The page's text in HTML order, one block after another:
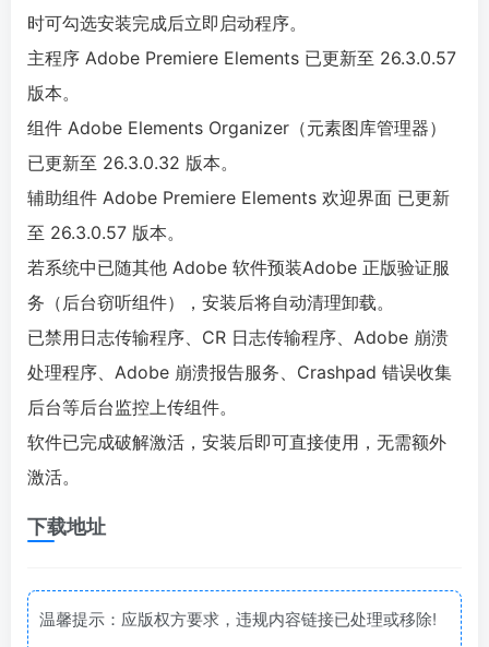
时可勾选安装完成后立即启动程序。
主程序 Adobe Premiere Elements 已更新至 26.3.0.57
版本。
组件 Adobe Elements Organizer（元素图库管理器）
已更新至 26.3.0.32 版本。
辅助组件 Adobe Premiere Elements 欢迎界面 已更新
至 26.3.0.57 版本。
若系统中已随其他 Adobe 软件预装Adobe 正版验证服
务（后台窃听组件），安装后将自动清理卸载。
已禁用日志传输程序、CR 日志传输程序、Adobe 崩溃
处理程序、Adobe 崩溃报告服务、Crashpad 错误收集
后台等后台监控上传组件。
软件已完成破解激活，安装后即可直接使用，无需额外
激活。
下载地址
温馨提示：应版权方要求，违规内容链接已处理或移除!